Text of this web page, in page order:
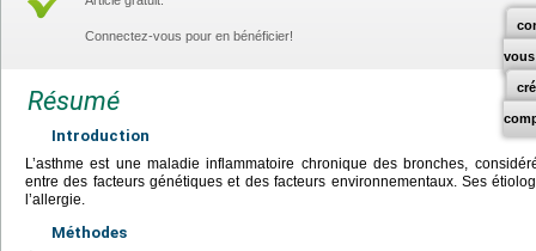
vous
Connectez-vous pour en bénéficier!
Résumé
Introduction
L’asthme est une maladie inflammatoire chronique des bronches,
entre des facteurs génétiques et des facteurs environnementaux. Ses
l’allergie.
Méthodes